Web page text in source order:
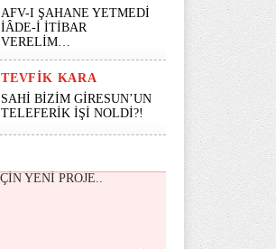
AFV-I ŞAHANE YETMEDİ
İÂDE-İ İTİBAR
VERELİM…
TEVFIK KARA
SAHİ BİZİM GİRESUN’UN
TELEFERİK İŞİ NOLDİ?!